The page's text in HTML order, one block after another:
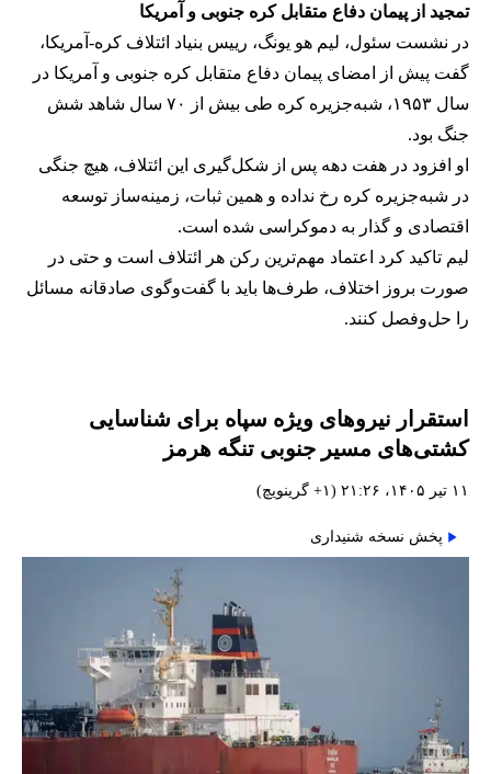
تمجید از پیمان دفاع متقابل کره جنوبی و آمریکا
در نشست سئول، لیم هو یونگ، رییس بنیاد ائتلاف کره-آمریکا،
گفت پیش از امضای پیمان دفاع متقابل کره جنوبی و آمریکا در
سال ۱۹۵۳، شبه‌جزیره کره طی بیش از ۷۰ سال شاهد شش
جنگ بود.
او افزود در هفت دهه پس از شکل‌گیری این ائتلاف، هیچ جنگی
در شبه‌جزیره کره رخ نداده و همین ثبات، زمینه‌ساز توسعه
اقتصادی و گذار به دموکراسی شده است.
لیم تاکید کرد اعتماد مهم‌ترین رکن هر ائتلاف است و حتی در
صورت بروز اختلاف، طرف‌ها باید با گفت‌وگوی صادقانه مسائل
را حل‌وفصل کنند.
استقرار نیروهای ویژه سپاه برای شناسایی
کشتی‌های مسیر جنوبی تنگه هرمز
۱۱ تیر ۱۴۰۵، ۲۱:۲۶ (‎+۱ گرینویچ)
پخش نسخه شنیداری